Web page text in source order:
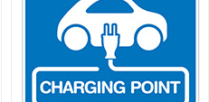
インクジェットメディア
Inkjet Media